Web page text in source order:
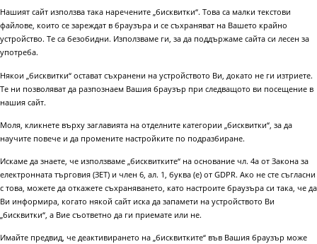
Нашият сайт използва така наречените „бисквитки“. Това са малки текстови
файлове, които се зареждат в браузъра и се съхраняват на Вашето крайно
устройство. Те са безобидни. Използваме ги, за да поддържаме сайта си лесен за
употреба.
Някои „бисквитки“ остават съхранени на устройството Ви, докато не ги изтриете.
Те ни позволяват да разпознаем Вашия браузър при следващото ви посещение в
нашия сайт.
Моля, кликнете върху заглавията на отделните категории „бисквитки“, за да
научите повече и да промените настройките по подразбиране.
Искаме да знаете, че използваме „бисквитките“ на основание чл. 4а от Закона за
електронната търговия (ЗЕТ) и член 6, ал. 1, буква (е) от GDPR. Ако не сте съгласни
с това, можете да откажете съхраняването, като настроите браузъра си така, че да
Ви информира, когато някой сайт иска да запамети на устройството Ви
„бисквитки“, а Вие съответно да ги приемате или не.
Имайте предвид, че деактивирането на „бисквитките“ във Вашия браузър може